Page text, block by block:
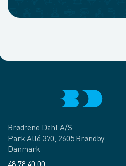
Brødrene Dahl A/S
Park Allé 370, 2605 Brøndby
Danmark